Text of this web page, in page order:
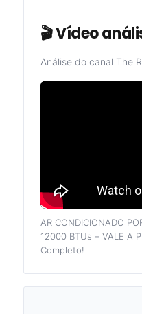
🎬 Vídeo
Análise do canal The
AR CONDICIONADO
12000 BTUs – VALE A
Completo!